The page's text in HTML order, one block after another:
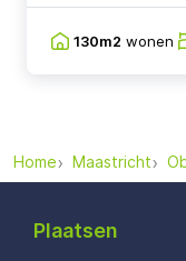
130m2 wonen
Home Maastricht
Plaatsen